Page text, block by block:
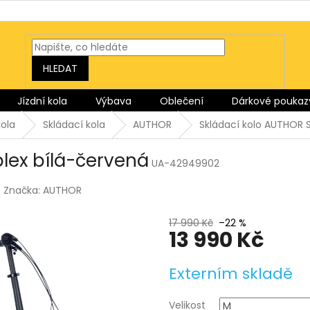
HLEDAT
Jízdní kola Výbava Oblečení Dárkové
Skládací kola AUTHOR Skládací kolo
bílá-červená UA-42949902
Značka:AUTHOR
17 990 Kč –22 %
13 990 Kč
cena:
Externím skladě
Velikost